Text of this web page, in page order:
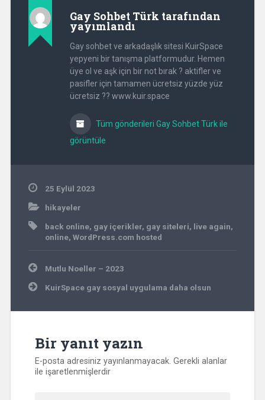
Gay Sohbet Türk tarafından
yayımlandı
Gay sohbet ve arkadaşlık sitesi KuirSpace
yepyeni bir tanışma platformudur. Hemen
üye ol ve aşk için bir not bırak ? aktifler ve
pasifler için tamamen ücretsiz yüzde yüz
ücretsiz ?? www.kuir.space
Tüm gönderileri Gay Sohbet Türk ile
görüntüle
25 Eylül 2023
hikayeler
back online, gay içerikler, gay siteleri, live again,
online, WordPress.com hosted
Yazı
gezinmesi
Mutlu Noeller – 2023
KuirSpace gay sosyal uygulama daha olsun
Bir yanıt yazın
E-posta adresiniz yayınlanmayacak. Gerekli alanlar
ile işaretlenmişlerdir